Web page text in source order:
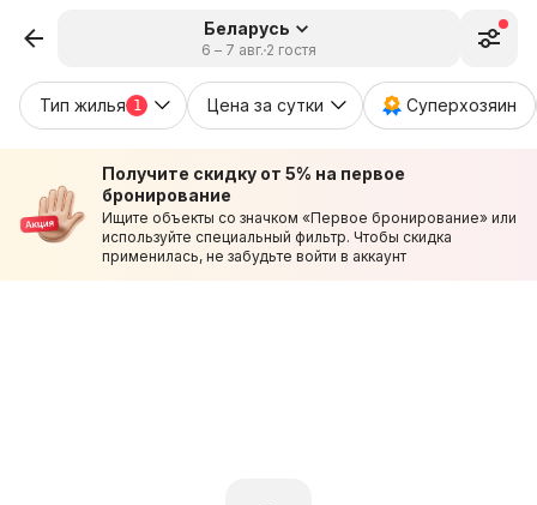
Беларусь
6 – 7 авг. 2 гостя
Тип жилья 1 Цена за сутки Суперхозяин
Получите скидку от 5% на первое
бронирование
Ищите объекты со значком «Первое бронирование» или
используйте специальный фильтр. Чтобы скидка
применилась, не забудьте войти в аккаунт